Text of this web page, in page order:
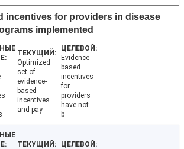
incentives for providers in disease
implemented
Optimized
set of
evidence-
based
incentives
and pay
Evidence-
based
incentives
for
providers
have not
b